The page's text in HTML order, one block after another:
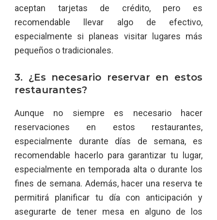
aceptan tarjetas de crédito, pero es
recomendable llevar algo de efectivo,
especialmente si planeas visitar lugares más
pequeños o tradicionales.
3. ¿Es necesario reservar en estos
restaurantes?
Aunque no siempre es necesario hacer
reservaciones en estos restaurantes,
especialmente durante días de semana, es
recomendable hacerlo para garantizar tu lugar,
especialmente en temporada alta o durante los
fines de semana. Además, hacer una reserva te
permitirá planificar tu día con anticipación y
asegurarte de tener mesa en alguno de los